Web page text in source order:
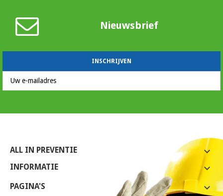
Nieuwsbrief
ALL IN PREVENTIE 
INFORMATIE 
PAGINA'S 